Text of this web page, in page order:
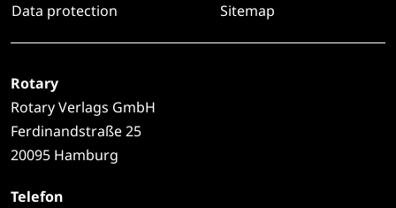
Data protection Sitemap
Rotary
Rotary Verlags GmbH
Ferdinandstraße 25
20095 Hamburg
Telefon